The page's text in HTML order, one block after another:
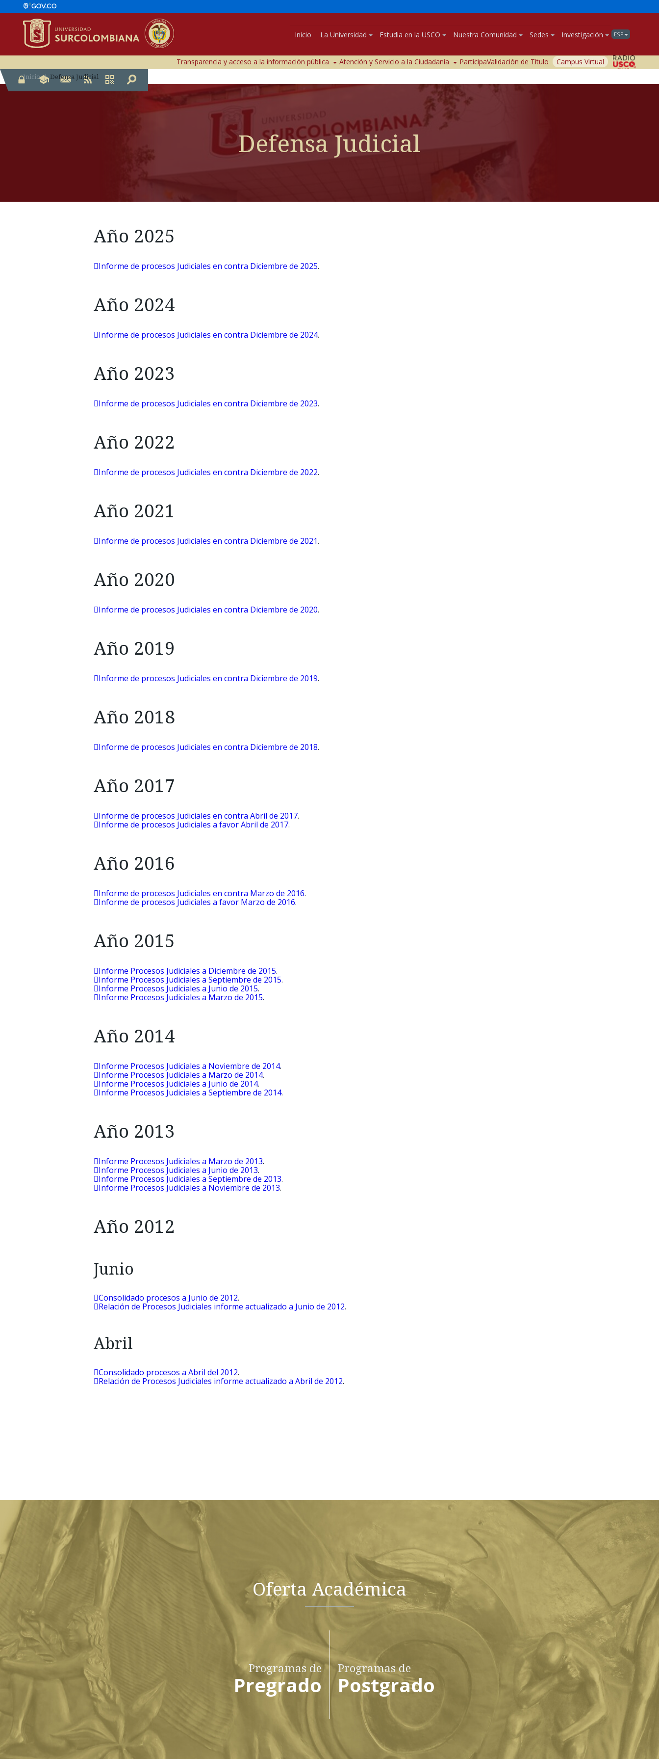
Inicio La Universidad Estudia en la USCO Nuestra Comunidad Sedes Investigación ESP
Transparencia y acceso a la información pública Atención y Servicio a la Ciudadanía ParticipaValidación de Título Campus Virtual
Inicio Defensa Judicial
Defensa Judicial
Año 2025
Informe de procesos Judiciales en contra Diciembre de 2025.
Año 2024
Informe de procesos Judiciales en contra Diciembre de 2024.
Año 2023
Informe de procesos Judiciales en contra Diciembre de 2023.
Año 2022
Informe de procesos Judiciales en contra Diciembre de 2022.
Año 2021
Informe de procesos Judiciales en contra Diciembre de 2021.
Año 2020
Informe de procesos Judiciales en contra Diciembre de 2020.
Año 2019
Informe de procesos Judiciales en contra Diciembre de 2019.
Año 2018
Informe de procesos Judiciales en contra Diciembre de 2018.
Año 2017
Informe de procesos Judiciales en contra Abril de 2017.
Informe de procesos Judiciales a favor Abril de 2017.
Año 2016
Informe de procesos Judiciales en contra Marzo de 2016.
Informe de procesos Judiciales a favor Marzo de 2016.
Año 2015
Informe Procesos Judiciales a Diciembre de 2015.
Informe Procesos Judiciales a Septiembre de 2015.
Informe Procesos Judiciales a Junio de 2015.
Informe Procesos Judiciales a Marzo de 2015.
Año 2014
Informe Procesos Judiciales a Noviembre de 2014.
Informe Procesos Judiciales a Marzo de 2014.
Informe Procesos Judiciales a Junio de 2014.
Informe Procesos Judiciales a Septiembre de 2014.
Año 2013
Informe Procesos Judiciales a Marzo de 2013.
Informe Procesos Judiciales a Junio de 2013.
Informe Procesos Judiciales a Septiembre de 2013.
Informe Procesos Judiciales a Noviembre de 2013.
Año 2012
Junio
Consolidado procesos a Junio de 2012.
Relación de Procesos Judiciales informe actualizado a Junio de 2012.
Abril
Consolidado procesos a Abril del 2012.
Relación de Procesos Judiciales informe actualizado a Abril de 2012.
Oferta Académica
Programas de
Pregrado
Programas de
Postgrado